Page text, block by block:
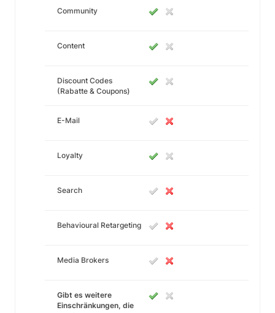
Community
Content
Discount Codes
(Rabatte & Coupons)
E-Mail
Loyalty
Search
Behavioural Retargeting
Media Brokers
Gibt es weitere
Einschränkungen, die